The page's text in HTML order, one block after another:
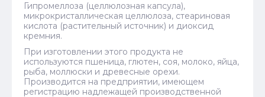
Гипромеллоза (целлюлозная капсула),
микрокристаллическая целлюлоза, стеариновая
кислота (растительный источник) и диоксид
кремния.
При изготовлении этого продукта не
используются пшеница, глютен, соя, молоко, яйца,
рыба, моллюски и древесные орехи.
Производится на предприятии, имеющем
регистрацию надлежащей производственной